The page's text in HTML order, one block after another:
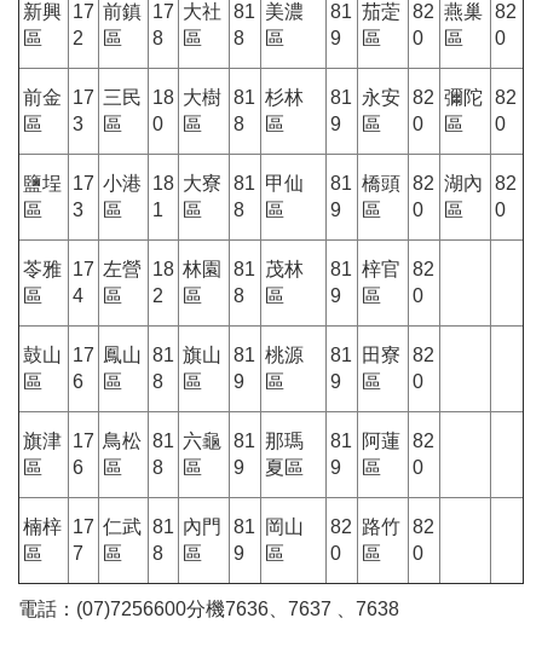
新興
區
17
2
前鎮
區
17
8
大社
區
81
8
美濃
區
81
9
茄萣
區
82
0
燕巢
區
82
0
前金
區
17
3
三民
區
18
0
大樹
區
81
8
杉林
區
81
9
永安
區
82
0
彌陀
區
82
0
鹽埕
區
17
3
小港
區
18
1
大寮
區
81
8
甲仙
區
81
9
橋頭
區
82
0
湖內
區
82
0
苓雅
區
17
4
左營
區
18
2
林園
區
81
8
茂林
區
81
9
梓官
區
82
0
鼓山
區
17
6
鳳山
區
81
8
旗山
區
81
9
桃源
區
81
9
田寮
區
82
0
旗津
區
17
6
鳥松
區
81
8
六龜
區
81
9
那瑪
夏區
81
9
阿蓮
區
82
0
楠梓
區
17
7
仁武
區
81
8
內門
區
81
9
岡山
區
82
0
路竹
區
82
0
電話：(07)7256600分機7636、7637 、7638